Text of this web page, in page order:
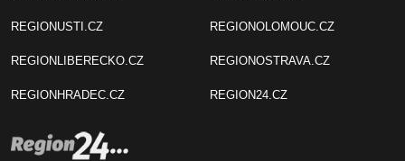
REGIONUSTI.CZ
REGIONLIBERECKO.CZ
REGIONHRADEC.CZ
REGIONOLOMOUC.CZ
REGIONOSTRAVA.CZ
REGION24.CZ